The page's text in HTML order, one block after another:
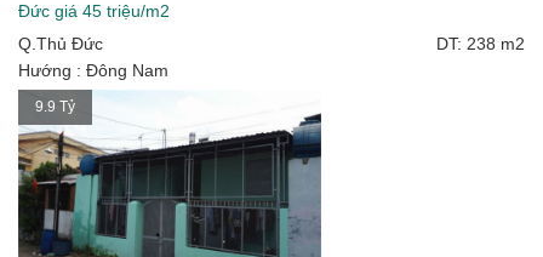
Đức giá 45 triệu/m2
Q.Thủ Đức
DT: 238 m2
Hướng : Đông Nam
9.9 Tỷ